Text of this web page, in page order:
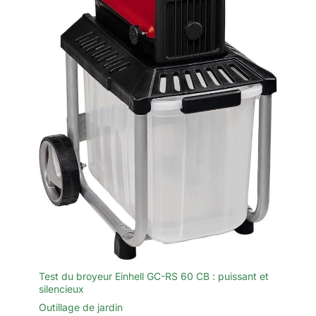
pour vous protéger des éclats
et des lames tranchantes. Le kit
complet comprend également
un sac à outils pour le
rangement, un tournevis avec
des vis pour l'entretien et un
couvercle de lame pour un
rangement sûr.
Test du broyeur Einhell GC-RS 60 CB : puissant et
silencieux
Outillage de jardin